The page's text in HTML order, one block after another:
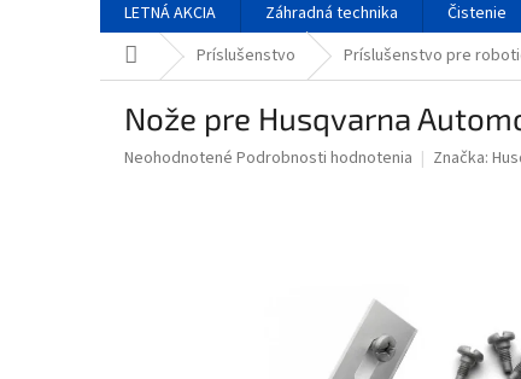
LETNÁ AKCIA Záhradná technika Čistenie
DomovPríslušenstvo Príslušenstvo pre
Nože pre Husqvarna
Priemerné hodnotenie produktu je 0,0 z 5 hviezdičiek.
Neohodnotené Podrobnosti hodnotenia Značka: